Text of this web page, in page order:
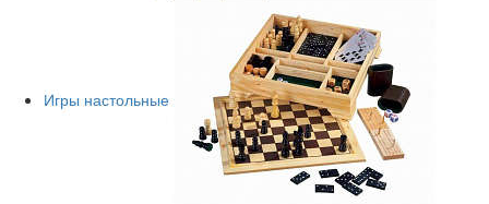
Игры настольные